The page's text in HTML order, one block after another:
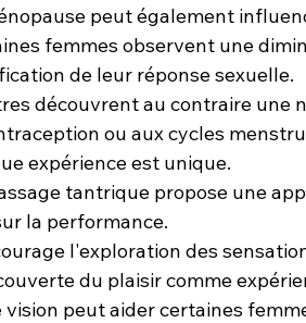
peut également
femmes observent une
de leur réponse sexuelle.
découvrent au contraire une
ou aux cycles
expérience est unique.
tantrique propose une
la performance.
l'exploration des
du plaisir comme
vision peut aider certaines